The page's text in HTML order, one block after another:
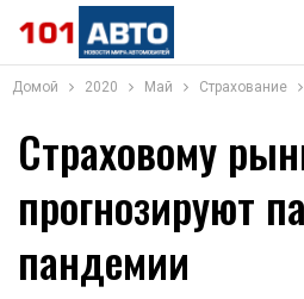
Домой 2020 Май Страхование
Страховому
прогнозируют
пандемии